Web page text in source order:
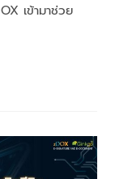
เข้ามาช่วย